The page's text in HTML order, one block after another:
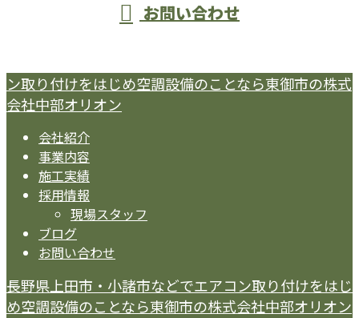
お問い合わせ
ン取り付けをはじめ空調設備のことなら東御市の株式
会社中部オリオン
会社紹介
事業内容
施工実績
採用情報
現場スタッフ
ブログ
お問い合わせ
長野県上田市・小諸市などでエアコン取り付けをはじ
め空調設備のことなら東御市の株式会社中部オリオン